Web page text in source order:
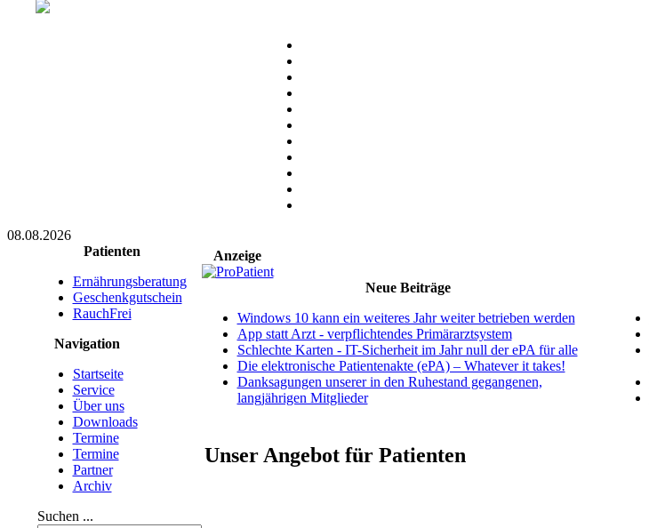
08.08.2026
Patienten
Ernährungsberatung
Geschenkgutschein
RauchFrei
Navigation
Startseite
Service
Über uns
Downloads
Termine
Termine
Partner
Archiv
Suchen ...
Anzeige
Neue Beiträge
Windows 10 kann ein weiteres Jahr weiter betrieben werden
App statt Arzt - verpflichtendes Primärarztsystem
Schlechte Karten - IT-Sicherheit im Jahr null der ePA für alle
Die elektronische Patientenakte (ePA) – Whatever it takes!
Danksagungen unserer in den Ruhestand gegangenen,
langjährigen Mitglieder
Unser Angebot für Patienten